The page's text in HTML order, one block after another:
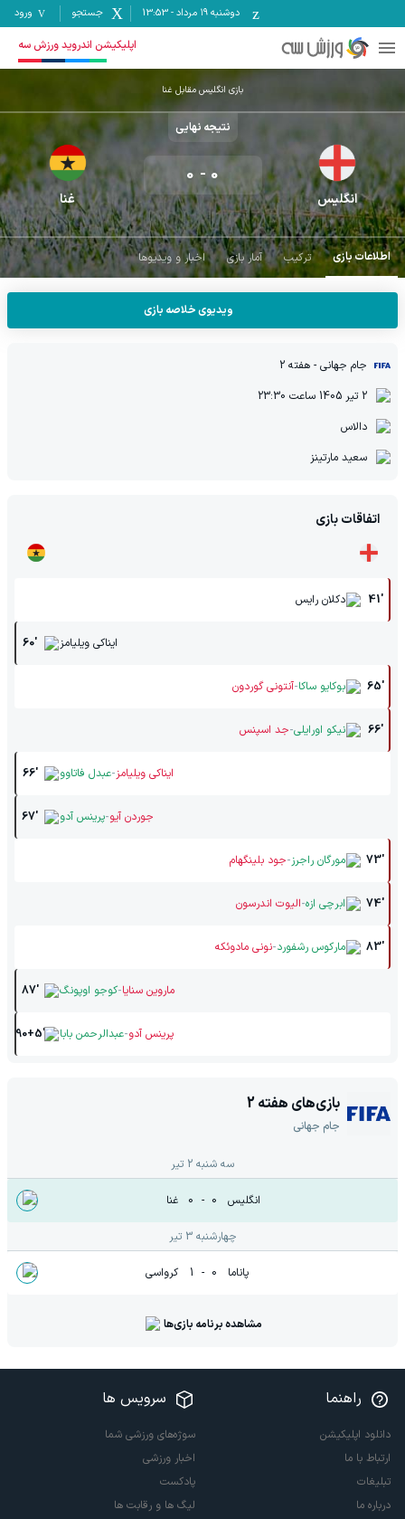
دوشنبه ۱۹ مرداد -
13:53 جستجو ورود
اپلیکیشن اندروید ورزش سه
بازی انگلیس مقابل غنا
نتیجه نهایی
انگلیس
0
-
0
غنا
اطلاعات بازی ترکیب آمار بازی اخبار و ویدیوها
ویدیوی خلاصه بازی
جام جهانی - هفته 2
2 تیر 1405
ساعت 23:30
دالاس
سعید مارتینز
اتفاقات بازی
41' دکلان رایس
60' ایناکی ویلیامز
65' بوکایو ساکا-آنتونی گوردون
66' نیکو اورایلی-جد اسپنس
66' عبدل فاتاوو-ایناکی ویلیامز
67' پرینس آدو-جوردن آیو
73' مورگان راجرز-جود بلینگهام
74' ابرچی ازه-الیوت اندرسون
83' مارکوس رشفورد-نونی مادوئکه
87' کوجو اوپونگ-ماروین سنایا
90+5' عبدالرحمن بابا-پرینس آدو
بازی‌های هفته2
جام جهانی
سه شنبه 2 تیر
انگلیس 0
-
0 غنا
چهارشنبه 3 تیر
پاناما 0
-
1 کرواسی
مشاهده برنامه بازی‌ها
راهنما
دانلود اپلیکیشن
ارتباط با ما
تبلیغات
درباره ما
سرویس ها
سوژه‌های ورزشی شما
اخبار ورزشی
پادکست
لیگ ها و رقابت ها